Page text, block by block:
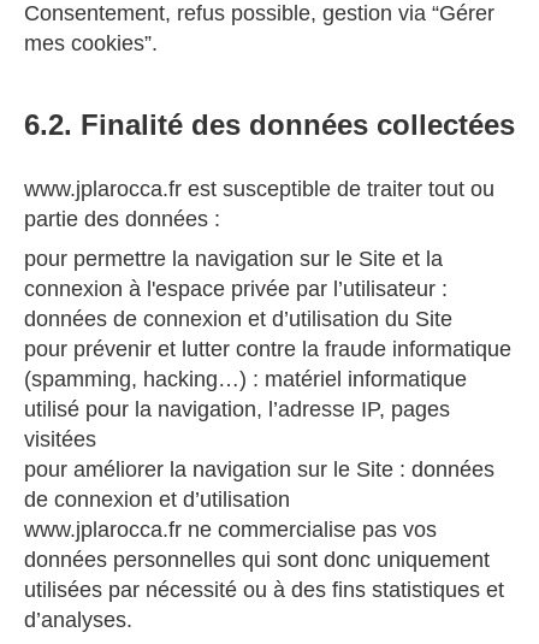
Consentement, refus possible, gestion via “Gérer
mes cookies”.
6.2. Finalité des données collectées
www.jplarocca.fr est susceptible de traiter tout ou
partie des données :
pour permettre la navigation sur le Site et la
connexion à l'espace privée par l’utilisateur :
données de connexion et d’utilisation du Site
pour prévenir et lutter contre la fraude informatique
(spamming, hacking…) : matériel informatique
utilisé pour la navigation, l’adresse IP, pages
visitées
pour améliorer la navigation sur le Site : données
de connexion et d’utilisation
www.jplarocca.fr ne commercialise pas vos
données personnelles qui sont donc uniquement
utilisées par nécessité ou à des fins statistiques et
d’analyses.